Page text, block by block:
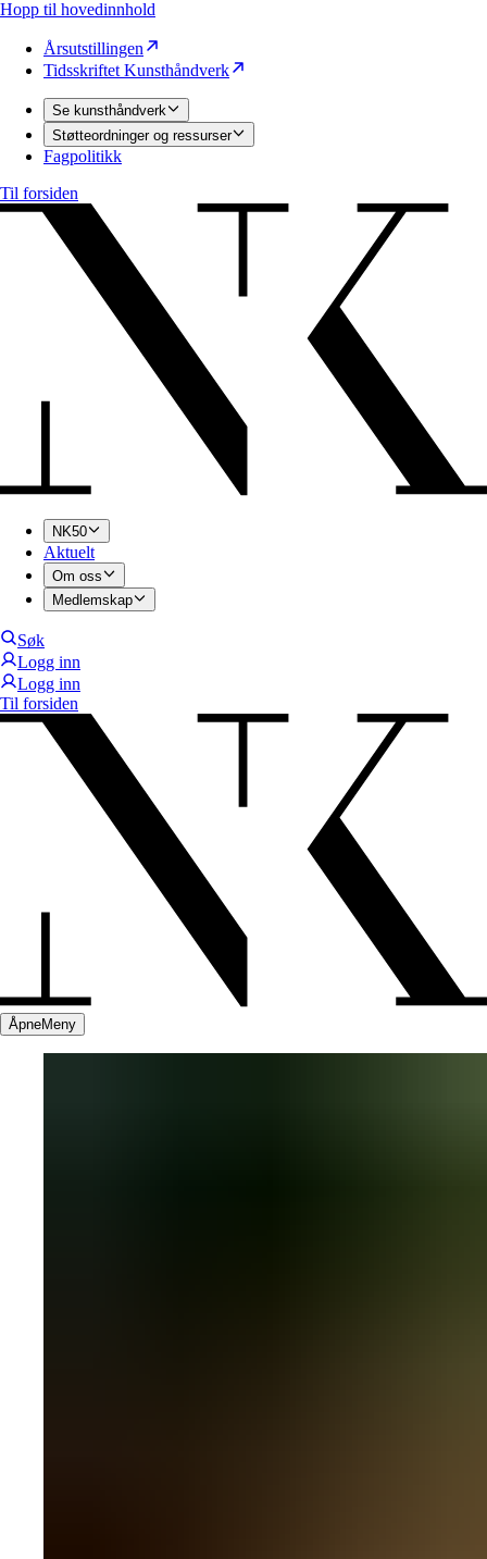
Hopp til hovedinnhold
Årsutstillingen
Tidsskriftet Kunsthåndverk
Se kunsthåndverk
Støtteordninger og ressurser
Fagpolitikk
Til forsiden
NK50
Aktuelt
Om oss
Medlemskap
Søk
Logg inn
Logg inn
Til forsiden
ÅpneMeny